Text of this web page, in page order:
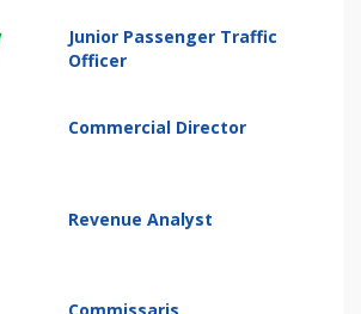
Junior Passenger Traffic
Officer
Commercial Director
Revenue Analyst